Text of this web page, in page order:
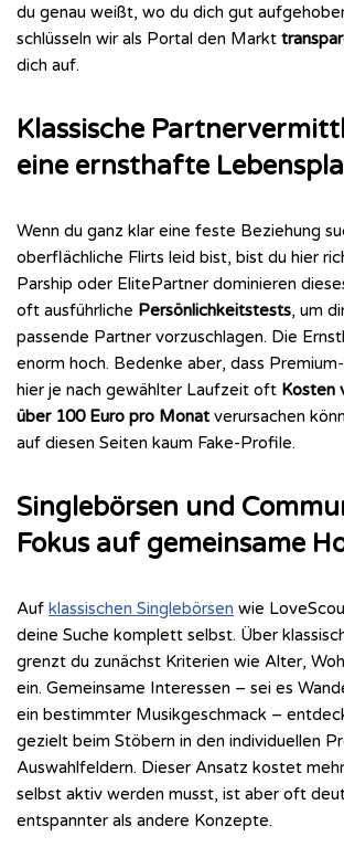
du genau weißt, wo du dich gut
schlüsseln wir als Portal den Markt
dich auf.
Klassische
eine ernsthafte
Wenn du ganz klar eine feste Beziehung
oberflächliche Flirts leid bist, bist du hier
Parship oder ElitePartner dominieren
oft ausführliche Persönlichkeitstests, um
passende Partner vorzuschlagen. Die
enorm hoch. Bedenke aber, dass
hier je nach gewählter Laufzeit oft Kosten
über 100 Euro pro Monat verursachen
auf diesen Seiten kaum Fake-Profile.
Singlebörsen und
Fokus auf gemeinsame
Auf klassischen Singlebörsen wie
deine Suche komplett selbst. Über
grenzt du zunächst Kriterien wie Alter,
ein. Gemeinsame Interessen – sei es
ein bestimmter Musikgeschmack –
gezielt beim Stöbern in den individuellen
Auswahlfeldern. Dieser Ansatz kostet
selbst aktiv werden musst, ist aber oft
entspannter als andere Konzepte.